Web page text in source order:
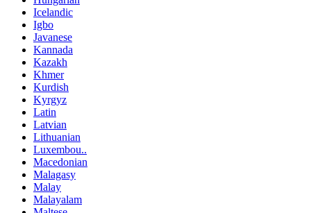
Icelandic
Igbo
Javanese
Kannada
Kazakh
Khmer
Kurdish
Kyrgyz
Latin
Latvian
Lithuanian
Luxembou..
Macedonian
Malagasy
Malay
Malayalam